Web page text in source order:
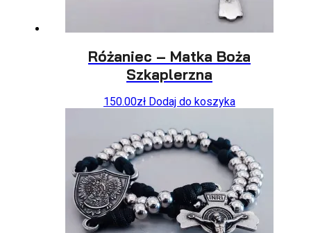
Różaniec – Matka Boża
Szkaplerzna
150.00zł Dodaj do koszyka